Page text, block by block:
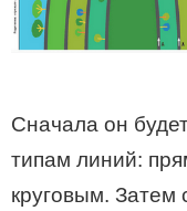
Сначала он
типам линий:
круговым. Затем